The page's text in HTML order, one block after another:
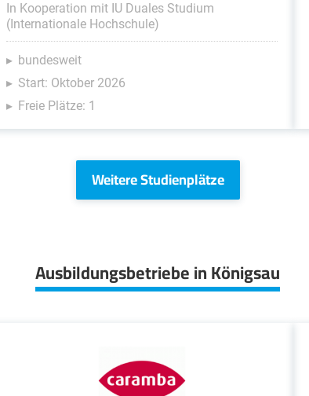
In Kooperation mit IU Duales Studium
(Internationale Hochschule)
bundesweit
Start: Oktober 2026
Freie Plätze: 1
Weitere Studienplätze
Ausbildungsbetriebe in Königsau